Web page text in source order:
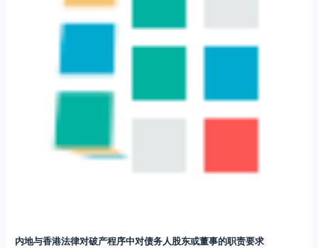
内地与香港法律对破产程序中对债务人股东或董事的职责要求